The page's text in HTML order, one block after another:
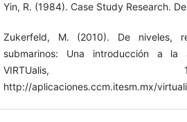
Yin, R. (1984). Case Study Research.
Zukerfeld, M. (2010). De niveles,
submarinos: Una introducción a
http://aplicaciones.ccm.itesm.mx/